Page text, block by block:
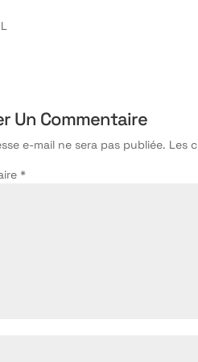
Un Commentaire
e-mail ne sera pas publiée. Les
*